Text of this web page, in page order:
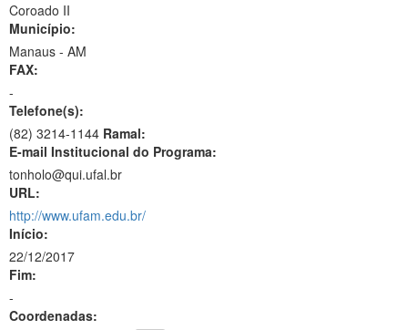
Coroado II
Município:
Manaus - AM
FAX:
-
Telefone(s):
(82) 3214-1144 Ramal:
E-mail Institucional do Programa:
tonholo@qui.ufal.br
URL:
http://www.ufam.edu.br/
Início:
22/12/2017
Fim:
-
Coordenadas: